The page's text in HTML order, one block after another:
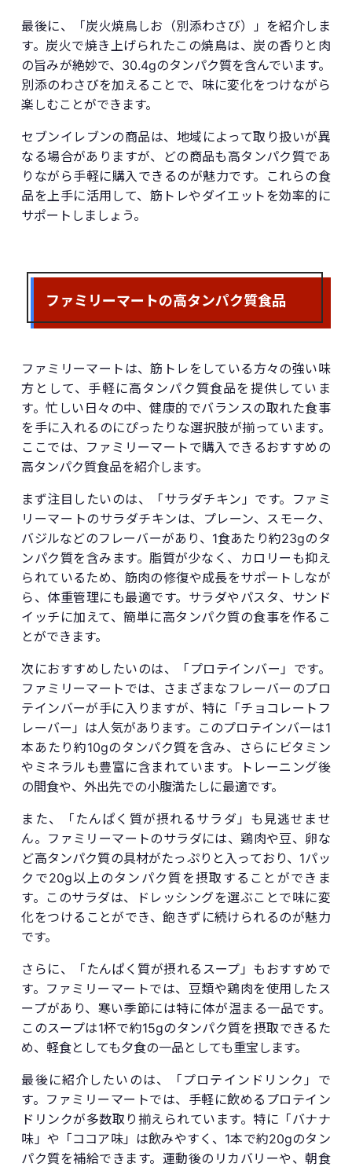
最後に、「炭火焼鳥しお（別添わさび）」を紹介しま
す。炭火で焼き上げられたこの焼鳥は、炭の香りと肉
の旨みが絶妙で、30.4gのタンパク質を含んでいます。
別添のわさびを加えることで、味に変化をつけながら
楽しむことができます。
セブンイレブンの商品は、地域によって取り扱いが異
なる場合がありますが、どの商品も高タンパク質であ
りながら手軽に購入できるのが魅力です。これらの食
品を上手に活用して、筋トレやダイエットを効率的に
サポートしましょう。
ファミリーマートの高タンパク質食品
ファミリーマートは、筋トレをしている方々の強い味
方として、手軽に高タンパク質食品を提供していま
す。忙しい日々の中、健康的でバランスの取れた食事
を手に入れるのにぴったりな選択肢が揃っています。
ここでは、ファミリーマートで購入できるおすすめの
高タンパク質食品を紹介します。
まず注目したいのは、「サラダチキン」です。ファミ
リーマートのサラダチキンは、プレーン、スモーク、
バジルなどのフレーバーがあり、1食あたり約23gのタ
ンパク質を含みます。脂質が少なく、カロリーも抑え
られているため、筋肉の修復や成長をサポートしなが
ら、体重管理にも最適です。サラダやパスタ、サンド
イッチに加えて、簡単に高タンパク質の食事を作るこ
とができます。
次におすすめしたいのは、「プロテインバー」です。
ファミリーマートでは、さまざまなフレーバーのプロ
テインバーが手に入りますが、特に「チョコレートフ
レーバー」は人気があります。このプロテインバーは1
本あたり約10gのタンパク質を含み、さらにビタミン
やミネラルも豊富に含まれています。トレーニング後
の間食や、外出先での小腹満たしに最適です。
また、「たんぱく質が摂れるサラダ」も見逃せませ
ん。ファミリーマートのサラダには、鶏肉や豆、卵な
ど高タンパク質の具材がたっぷりと入っており、1パッ
クで20g以上のタンパク質を摂取することができま
す。このサラダは、ドレッシングを選ぶことで味に変
化をつけることができ、飽きずに続けられるのが魅力
です。
さらに、「たんぱく質が摂れるスープ」もおすすめで
す。ファミリーマートでは、豆類や鶏肉を使用したス
ープがあり、寒い季節には特に体が温まる一品です。
このスープは1杯で約15gのタンパク質を摂取できるた
め、軽食としても夕食の一品としても重宝します。
最後に紹介したいのは、「プロテインドリンク」で
す。ファミリーマートでは、手軽に飲めるプロテイン
ドリンクが多数取り揃えられています。特に「バナナ
味」や「ココア味」は飲みやすく、1本で約20gのタン
パク質を補給できます。運動後のリカバリーや、朝食